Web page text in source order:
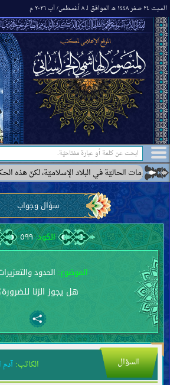
السبت ٢٤ صفر ١٤٤٨ هـ الموافق لـ ٨ أغسطس/ آب ٢٠٢٦ م
في البلاد الإسلاميّة، لكنّ هذه
سؤال وجواب
الكود:٥٩٩
الموضوع: الحدود
هل يجوز الزنا
السؤال الكاتب: آدم